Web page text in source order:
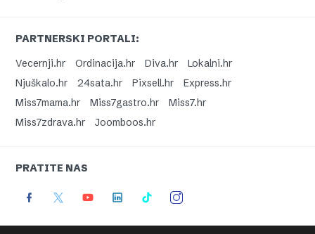
PARTNERSKI PORTALI:
Vecernji.hr
Ordinacija.hr Diva.hr
Lokalni.hr
Njuškalo.hr
24sata.hr Pixsell.hr
Express.hr
Miss7mama.hr
Miss7gastro.hr
Miss7.hr
Miss7zdrava.hr
Joomboos.hr
PRATITE NAS